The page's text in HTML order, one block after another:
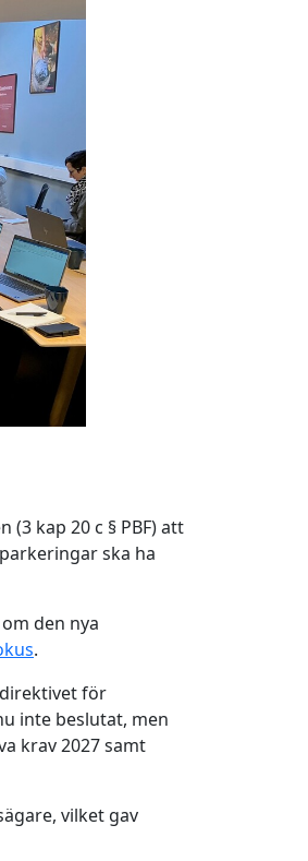
kap 20 c § PBF) att
ska ha
den nya
.
för
inte beslutat, men
krav 2027 samt
vilket gav